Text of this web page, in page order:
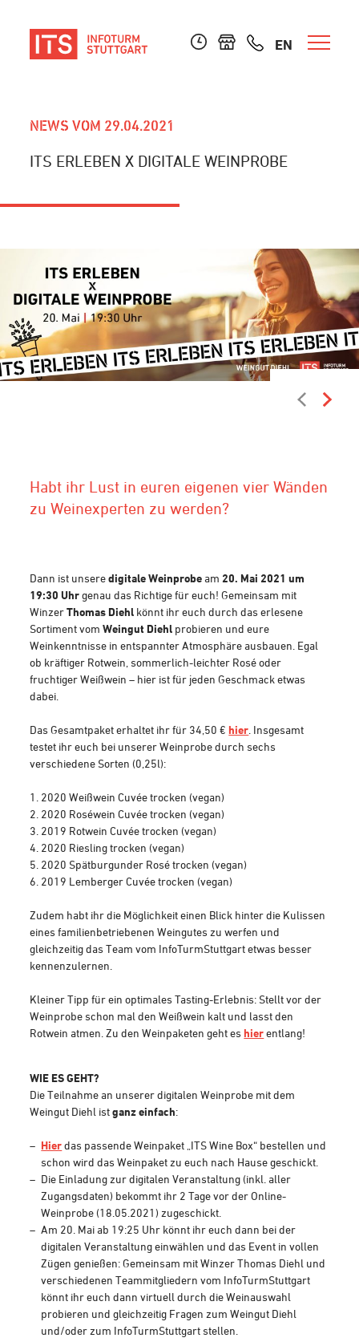
EN
NEWS VOM 29.04.2021
ITS ERLEBEN X DIGITALE WEINPROBE
Habt ihr Lust in euren eigenen vier Wänden
zu Weinexperten zu werden?
Dann ist unseredigitale Weinprobe am 20. Mai 2021 um
19:30 Uhrgenau das Richtige für euch! Gemeinsam mit
WinzerThomas Diehl könnt ihr euch durch das erlesene
Sortiment vomWeingut Diehl probieren und eure
Weinkenntnisse in entspannter Atmosphäre ausbauen. Egal
ob kräftiger Rotwein, sommerlich-leichter Rosé oder
fruchtiger Weißwein – hier ist für jeden Geschmack etwas
dabei.
Das Gesamtpaket erhaltet ihr für 34,50 €hier . Insgesamt
testet ihr euch bei unserer Weinprobe durch sechs
verschiedene Sorten (0,25l):
2020 Weißwein Cuvée trocken (vegan)
2020 Roséwein Cuvée trocken (vegan)
2019 Rotwein Cuvée trocken (vegan)
2020 Riesling trocken (vegan)
2020 Spätburgunder Rosé trocken (vegan)
2019 Lemberger Cuvée trocken (vegan)
Zudem habt ihr die Möglichkeit einen Blick hinter die Kulissen
eines familienbetriebenen Weingutes zu werfen und
gleichzeitig das Team vom InfoTurmStuttgart etwas besser
kennenzulernen.
Kleiner Tipp für ein optimales Tasting-Erlebnis: Stellt vor der
Weinprobe schon mal den Weißwein kalt und lasst den
Rotwein atmen. Zu den Weinpaketen geht eshierentlang!
WIE ES GEHT?
Die Teilnahme an unserer digitalen Weinprobe mit dem
Weingut Diehl istganz einfach:
Hierdas passende Weinpaket „ITS Wine Box“ bestellen und
schon wird das Weinpaket zu euch nach Hause geschickt.
Die Einladung zur digitalen Veranstaltung (inkl. aller
Zugangsdaten) bekommt ihr 2 Tage vor der Online-
Weinprobe (18.05.2021) zugeschickt.
Am 20. Mai ab 19:25 Uhr könnt ihr euch dann bei der
digitalen Veranstaltung einwählen und das Event in vollen
Zügen genießen: Gemeinsam mit Winzer Thomas Diehl und
verschiedenen Teammitgliedern vom InfoTurmStuttgart
könnt ihr euch dann virtuell durch die Weinauswahl
probieren und gleichzeitig Fragen zum Weingut Diehl
und/oder zum InfoTurmStuttgart stellen.